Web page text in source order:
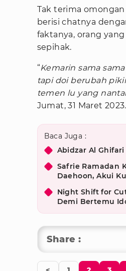
Tak terima
berisi chatnya
faktanya, orang
sepihak.
“Kemarin sama
tapi doi berubah
temen lu yang
Jumat, 31 Maret 2023.
Baca Juga :
Abidzar Al
Safrie Ramadan
Daehoon, Akui
Night Shift for
Demi Bertemu
Share :